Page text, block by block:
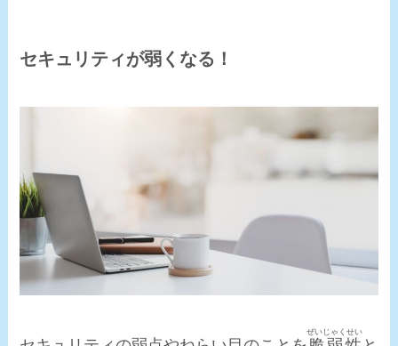
セキュリティが弱くなる！
ぜいじゃくせい